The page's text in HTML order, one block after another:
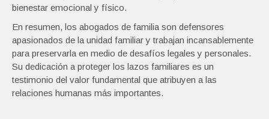
bienestar emocional y físico.
En resumen, los abogados de familia son defensores
apasionados de la unidad familiar y trabajan incansablemente
para preservarla en medio de desafíos legales y personales.
Su dedicación a proteger los lazos familiares es un
testimonio del valor fundamental que atribuyen a las
relaciones humanas más importantes.